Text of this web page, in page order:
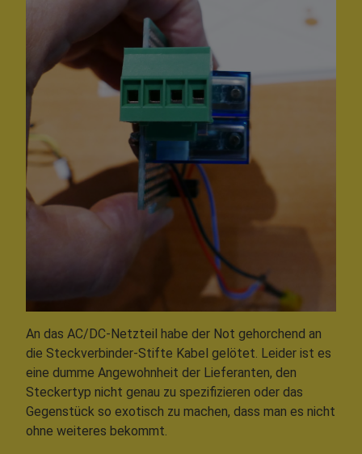
An das AC/DC-Netzteil habe der Not gehorchend an
die Steckverbinder-Stifte Kabel gelötet. Leider ist es
eine dumme Angewohnheit der Lieferanten, den
Steckertyp nicht genau zu spezifizieren oder das
Gegenstück so exotisch zu machen, dass man es nicht
ohne weiteres bekommt.